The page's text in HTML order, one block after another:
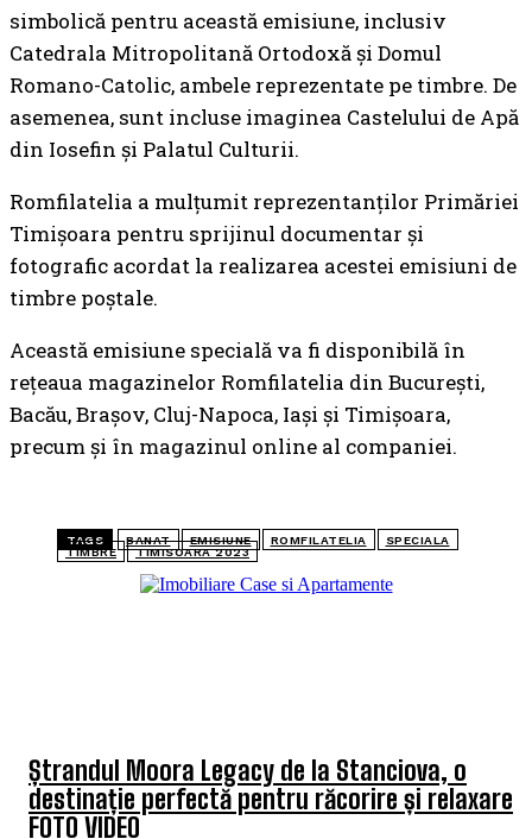
Ștrandul Moora Legacy de la Stanciova, o
destinație perfectă pentru răcorire și relaxare
FOTO VIDEO
simbolică pentru această emisiune, inclusiv
Catedrala Mitropolitană Ortodoxă și Domul
Romano-Catolic, ambele reprezentate pe timbre. De
asemenea, sunt incluse imaginea Castelului de Apă
din Iosefin și Palatul Culturii.
Romfilatelia a mulțumit reprezentanților Primăriei
Timișoara pentru sprijinul documentar și
fotografic acordat la realizarea acestei emisiuni de
timbre poștale.
Această emisiune specială va fi disponibilă în
rețeaua magazinelor Romfilatelia din București,
Bacău, Brașov, Cluj-Napoca, Iași și Timișoara,
precum și în magazinul online al companiei.
TAGS BANAT EMISIUNE ROMFILATELIA
SPECIALA
TIMBRE
TIMISOARA 2023